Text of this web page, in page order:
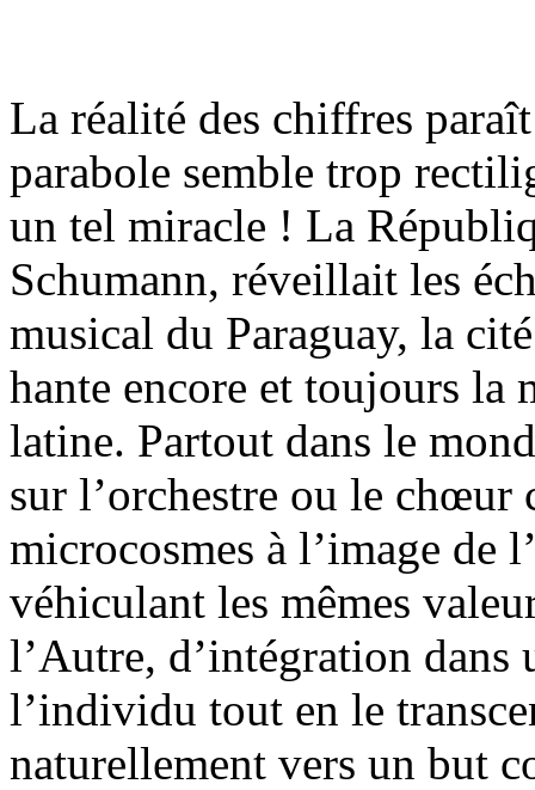
La réalité des chiffres
parabole semble trop
un tel miracle ! La
Schumann, réveillait les
musical du Paraguay, la
hante encore et toujours la
latine. Partout dans le
sur l’orchestre ou le chœur
microcosmes à l’image de
véhiculant les mêmes
l’Autre, d’intégration
l’individu tout en le
naturellement vers un but